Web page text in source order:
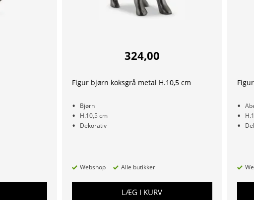
324,00
Figur bjørn koksgrå metal H.10,5 cm
Bjørn
H.10,5 cm
Dekorativ
Webshop Alle butikker
LÆG I KURV